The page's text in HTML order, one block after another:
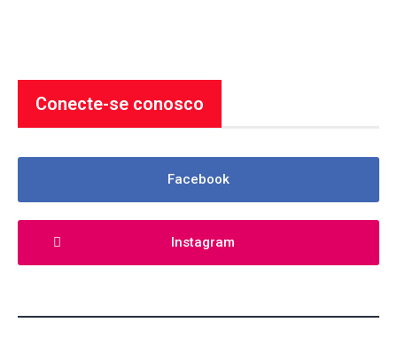
Conecte-se conosco
Facebook
Instagram